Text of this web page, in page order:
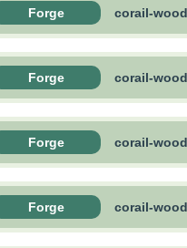
Forge corail-
Forge corail-
Forge corail-
Forge corail-